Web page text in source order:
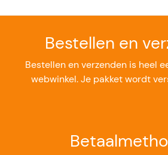
Bestellen en
Bestellen en verzenden is heel
webwinkel. Je pakket wordt